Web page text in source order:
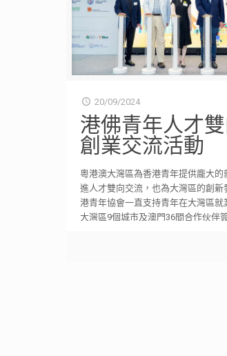
20/09/2024
港佛青年人才
創業交流活動
粵港澳大灣區為香港青年提供龐大的
進人才雙向交流，也為大灣區的創新
港青年協會一直支持青年在大灣區就
大灣區9個城市及澳門36間合作伙伴